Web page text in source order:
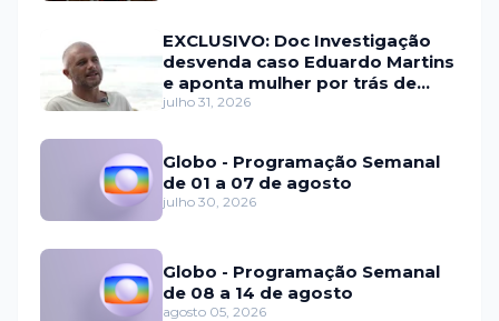
EXCLUSIVO: Doc Investigação
desvenda caso Eduardo Martins
e aponta mulher por trás de
fraude internacional
julho 31, 2026
Globo - Programação Semanal
de 01 a 07 de agosto
julho 30, 2026
Globo - Programação Semanal
de 08 a 14 de agosto
agosto 05, 2026